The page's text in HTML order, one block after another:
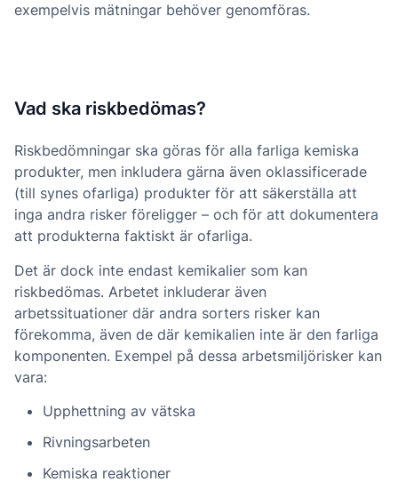
exempelvis mätningar behöver genomföras.
Vad ska riskbedömas?
Riskbedömningar ska göras för alla farliga kemiska
produkter, men inkludera gärna även oklassificerade
(till synes ofarliga) produkter för att säkerställa att
inga andra risker föreligger – och för att dokumentera
att produkterna faktiskt är ofarliga.
Det är dock inte endast kemikalier som kan
riskbedömas. Arbetet inkluderar även
arbetssituationer där andra sorters risker kan
förekomma, även de där kemikalien inte är den farliga
komponenten. Exempel på dessa arbetsmiljörisker kan
vara:
Upphettning av vätska
Rivningsarbeten
Kemiska reaktioner